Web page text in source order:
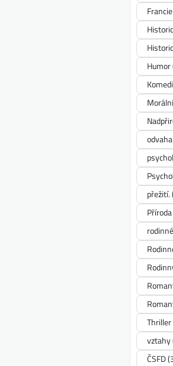
Francie
Humor
odvaha
přežití.
Příroda
Thriller
vztahy
ČSFD